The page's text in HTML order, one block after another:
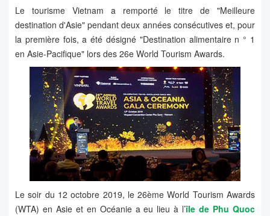
Le tourisme Vietnam a remporté le titre de "Meilleure
destination d'Asie" pendant deux années consécutives et, pour
la première fois, a été désigné "Destination alimentaire n ° 1
en Asie-Pacifique" lors des 26e World Tourism Awards.
Le soir du 12 octobre 2019, le 26ème World Tourism Awards
(WTA) en Asie et en Océanie a eu lieu à l’île de Phu Quoc